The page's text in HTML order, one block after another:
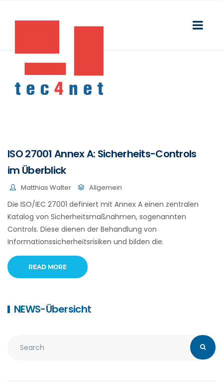
ISO 27001 Annex A: Sicherheits-Controls
im Überblick
Matthias Walter Allgemein
Die ISO/IEC 27001 definiert mit Annex A einen zentralen
Katalog von Sicherheitsmaßnahmen, sogenannten
Controls. Diese dienen der Behandlung von
Informationssicherheitsrisiken und bilden die.
READ MORE
NEWS-Übersicht